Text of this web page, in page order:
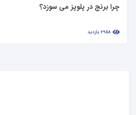
چرا برنج در پلوپز می سوزد؟